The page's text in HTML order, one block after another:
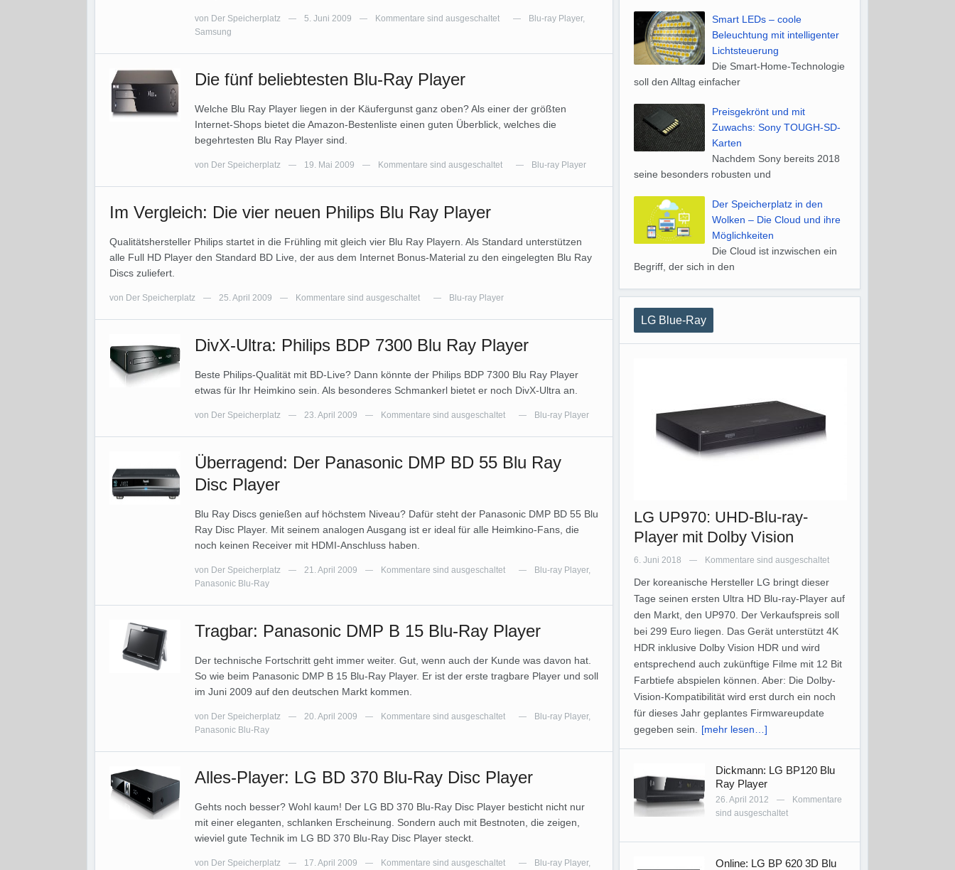
von Der Speicherplatz — 5. Juni 2009 — Kommentare sind ausgeschaltet — Blu-ray Player,
Samsung
Die fünf beliebtesten Blu-Ray Player
Welche Blu Ray Player liegen in der Käufergunst ganz oben? Als einer der größten
Internet-Shops bietet die Amazon-Bestenliste einen guten Überblick, welches die
begehrtesten Blu Ray Player sind.
von Der Speicherplatz — 19. Mai 2009 — Kommentare sind ausgeschaltet — Blu-ray Player
Im Vergleich: Die vier neuen Philips Blu Ray Player
Qualitätshersteller Philips startet in die Frühling mit gleich vier Blu Ray Playern. Als Standard unterstützen
alle Full HD Player den Standard BD Live, der aus dem Internet Bonus-Material zu den eingelegten Blu Ray
Discs zuliefert.
von Der Speicherplatz — 25. April 2009 — Kommentare sind ausgeschaltet — Blu-ray Player
DivX-Ultra: Philips BDP 7300 Blu Ray Player
Beste Philips-Qualität mit BD-Live? Dann könnte der Philips BDP 7300 Blu Ray Player
etwas für Ihr Heimkino sein. Als besonderes Schmankerl bietet er noch DivX-Ultra an.
von Der Speicherplatz — 23. April 2009 — Kommentare sind ausgeschaltet — Blu-ray Player
Überragend: Der Panasonic DMP BD 55 Blu Ray
Disc Player
Blu Ray Discs genießen auf höchstem Niveau? Dafür steht der Panasonic DMP BD 55 Blu
Ray Disc Player. Mit seinem analogen Ausgang ist er ideal für alle Heimkino-Fans, die
noch keinen Receiver mit HDMI-Anschluss haben.
von Der Speicherplatz — 21. April 2009 — Kommentare sind ausgeschaltet — Blu-ray Player,
Panasonic Blu-Ray
Tragbar: Panasonic DMP B 15 Blu-Ray Player
Der technische Fortschritt geht immer weiter. Gut, wenn auch der Kunde was davon hat.
So wie beim Panasonic DMP B 15 Blu-Ray Player. Er ist der erste tragbare Player und soll
im Juni 2009 auf den deutschen Markt kommen.
von Der Speicherplatz — 20. April 2009 — Kommentare sind ausgeschaltet — Blu-ray Player,
Panasonic Blu-Ray
Alles-Player: LG BD 370 Blu-Ray Disc Player
Gehts noch besser? Wohl kaum! Der LG BD 370 Blu-Ray Disc Player besticht nicht nur
mit einer eleganten, schlanken Erscheinung. Sondern auch mit Bestnoten, die zeigen,
wieviel gute Technik im LG BD 370 Blu-Ray Disc Player steckt.
von Der Speicherplatz — 17. April 2009 — Kommentare sind ausgeschaltet — Blu-ray Player,
Smart LEDs – coole
Beleuchtung mit intelligenter
Lichtsteuerung
Die Smart-Home-Technologie
soll den Alltag einfacher
Preisgekrönt und mit
Zuwachs: Sony TOUGH-SD-
Karten
Nachdem Sony bereits 2018
seine besonders robusten und
Der Speicherplatz in den
Wolken – Die Cloud und ihre
Möglichkeiten
Die Cloud ist inzwischen ein
Begriff, der sich in den
LG Blue-Ray
LG UP970: UHD-Blu-ray-
Player mit Dolby Vision
6. Juni 2018 — Kommentare sind ausgeschaltet
Der koreanische Hersteller LG bringt dieser
Tage seinen ersten Ultra HD Blu-ray-Player auf
den Markt, den UP970. Der Verkaufspreis soll
bei 299 Euro liegen. Das Gerät unterstützt 4K
HDR inklusive Dolby Vision HDR und wird
entsprechend auch zukünftige Filme mit 12 Bit
Farbtiefe abspielen können. Aber: Die Dolby-
Vision-Kompatibilität wird erst durch ein noch
für dieses Jahr geplantes Firmwareupdate
gegeben sein.
[mehr lesen…]
Dickmann: LG BP120 Blu
Ray Player
26. April 2012 —
Kommentare
sind ausgeschaltet
Online: LG BP 620 3D Blu